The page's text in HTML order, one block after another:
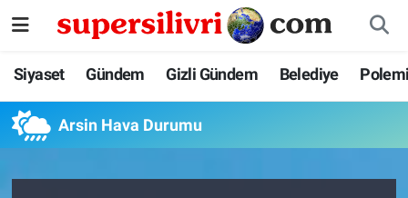
Siyaset Gündem Gizli Gündem Belediye
Arsin Hava Durumu
Siyaset
Gündem
İstanbul Nöbetçi Eczaneler
İstanbul Hava Durumu